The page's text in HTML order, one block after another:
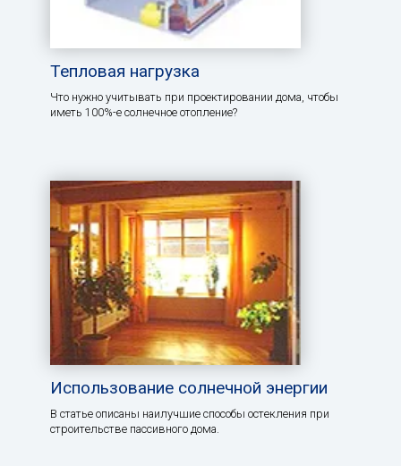
Тепловая нагрузка
Что нужно учитывать при проектировании дома, чтобы
иметь 100%-е солнечное отопление?
Использование солнечной энергии
В статье описаны наилучшие способы остекления при
строительстве пассивного дома.